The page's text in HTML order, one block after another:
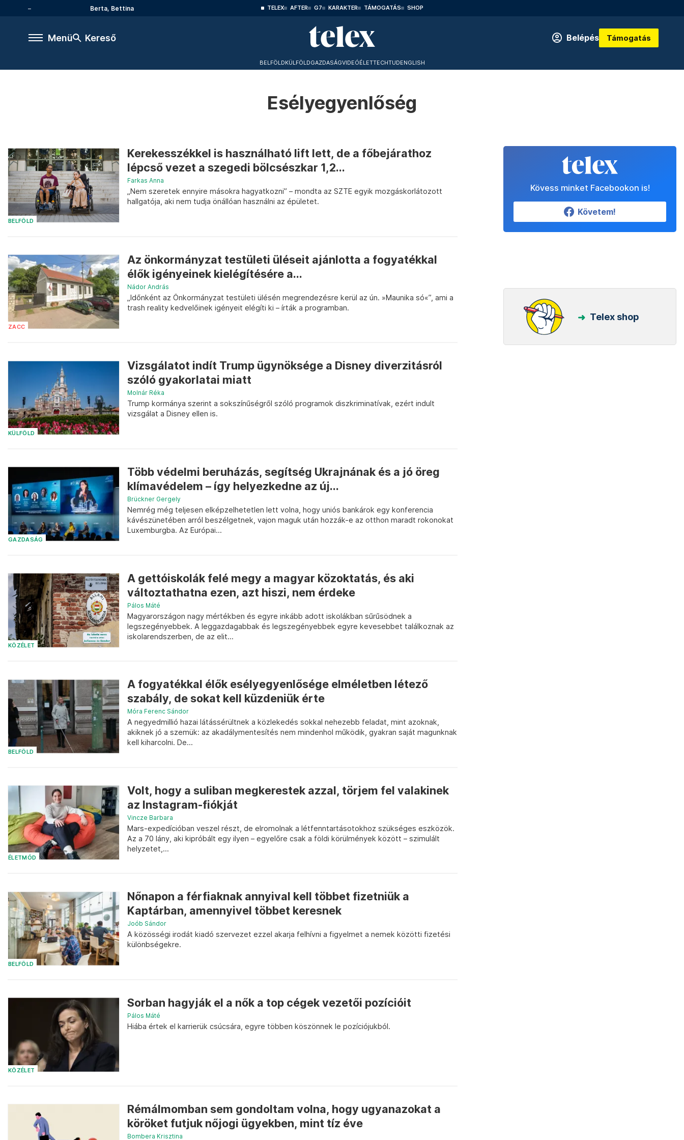
Berta, Bettina TELEX AFTER G7 KARAKTER TÁMOGATÁS SHOP
Menü Kereső Belépés Támogatás
BELFÖLDKÜLFÖLDGAZDASÁGVIDEÓÉLETTECHTUDENGLISH
Esélyegyenlőség
BELFÖLD
Kerekesszékkel is használható lift lett, de a főbejárathoz
lépcső vezet a szegedi bölcsészkar 1,2...
Farkas Anna
„Nem szeretek ennyire másokra hagyatkozni” – mondta az SZTE egyik mozgáskorlátozott
hallgatója, aki nem tudja önállóan használni az épületet.
ZACC
Az önkormányzat testületi üléseit ajánlotta a fogyatékkal
élők igényeinek kielégítésére a...
Nádor András
„Időnként az Önkormányzat testületi ülésén megrendezésre kerül az ún. »Maunika só«”, ami a
trash reality kedvelőinek igényeit elégíti ki – írták a programban.
KÜLFÖLD
Vizsgálatot indít Trump ügynöksége a Disney diverzitásról
szóló gyakorlatai miatt
Molnár Réka
Trump kormánya szerint a sokszínűségről szóló programok diszkriminatívak, ezért indult
vizsgálat a Disney ellen is.
GAZDASÁG
Több védelmi beruházás, segítség Ukrajnának és a jó öreg
klímavédelem – így helyezkedne az új...
Brückner Gergely
Nemrég még teljesen elképzelhetetlen lett volna, hogy uniós bankárok egy konferencia
kávészünetében arról beszélgetnek, vajon maguk után hozzák-e az otthon maradt rokonokat
Luxemburgba. Az Európai...
KÖZÉLET
A gettóiskolák felé megy a magyar közoktatás, és aki
változtathatna ezen, azt hiszi, nem érdeke
Pálos Máté
Magyarországon nagy mértékben és egyre inkább adott iskolákban sűrűsödnek a
legszegényebbek. A leggazdagabbak és legszegényebbek egyre kevesebbet találkoznak az
iskolarendszerben, de az elit...
BELFÖLD
A fogyatékkal élők esélyegyenlősége elméletben létező
szabály, de sokat kell küzdeniük érte
Móra Ferenc Sándor
A negyedmillió hazai látássérültnek a közlekedés sokkal nehezebb feladat, mint azoknak,
akiknek jó a szemük: az akadálymentesítés nem mindenhol működik, gyakran saját magunknak
kell kiharcolni. De...
ÉLETMÓD
Volt, hogy a suliban megkerestek azzal, törjem fel valakinek
az Instagram-fiókját
Vincze Barbara
Mars-expedícióban veszel részt, de elromolnak a létfenntartásotokhoz szükséges eszközök.
Az a 70 lány, aki kipróbált egy ilyen – egyelőre csak a földi körülmények között – szimulált
helyzetet,...
BELFÖLD
Nőnapon a férfiaknak annyival kell többet fizetniük a
Kaptárban, amennyivel többet keresnek
Joób Sándor
A közösségi irodát kiadó szervezet ezzel akarja felhívni a figyelmet a nemek közötti fizetési
különbségekre.
KÖZÉLET
Sorban hagyják el a nők a top cégek vezetői pozícióit
Pálos Máté
Hiába értek el karrierük csúcsára, egyre többen köszönnek le pozíciójukból.
Rémálmomban sem gondoltam volna, hogy ugyanazokat a
köröket futjuk nőjogi ügyekben, mint tíz éve
Bombera Krisztina
Kövess minket Facebookon is!
Követem!
Telex shop